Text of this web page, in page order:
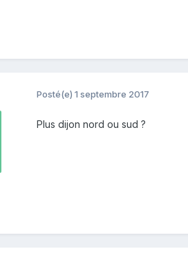
Posté(e) 1 septembre 2017
Plus dijon nord ou sud ?